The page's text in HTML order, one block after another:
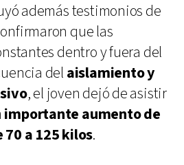
además testimonios de
que las
dentro y fuera del
del aislamiento y
, el joven dejó de asistir
importante aumento de
70 a 125 kilos.